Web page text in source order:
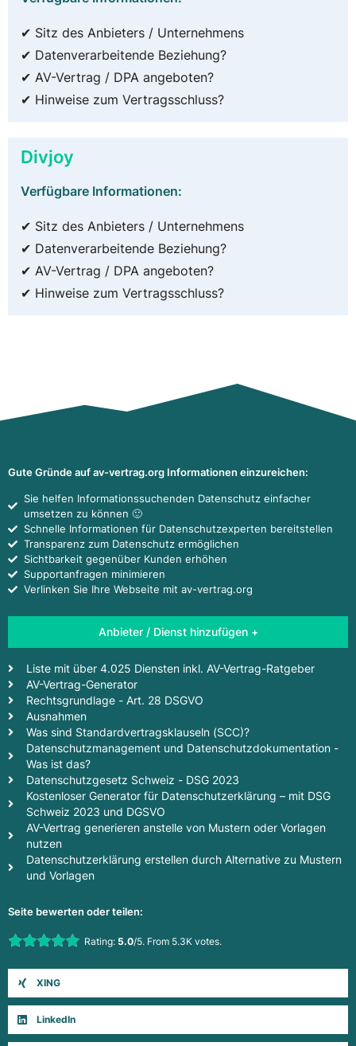
✔ Sitz des Anbieters / Unternehmens
✔ Datenverarbeitende Beziehung?
✔ AV-Vertrag / DPA angeboten?
✔ Hinweise zum Vertragsschluss?
Divjoy
Verfügbare Informationen:
✔ Sitz des Anbieters / Unternehmens
✔ Datenverarbeitende Beziehung?
✔ AV-Vertrag / DPA angeboten?
✔ Hinweise zum Vertragsschluss?
Gute Gründe auf av-vertrag.org Informationen einzureichen:
Sie helfen Informationssuchenden Datenschutz einfacher
umsetzen zu können 🙂
Schnelle Informationen für Datenschutzexperten bereitstellen
Transparenz zum Datenschutz ermöglichen
Sichtbarkeit gegenüber Kunden erhöhen
Supportanfragen minimieren
Verlinken Sie Ihre Webseite mit av-vertrag.org
Anbieter / Dienst hinzufügen +
Liste mit über 4.025 Diensten inkl. AV-Vertrag-Ratgeber
AV-Vertrag-Generator
Rechtsgrundlage - Art. 28 DSGVO
Ausnahmen
Was sind Standardvertragsklauseln (SCC)?
Datenschutzmanagement und Datenschutzdokumentation -
Was ist das?
Datenschutzgesetz Schweiz - DSG 2023
Kostenloser Generator für Datenschutzerklärung – mit DSG
Schweiz 2023 und DGSVO
AV-Vertrag generieren anstelle von Mustern oder Vorlagen
nutzen
Datenschutzerklärung erstellen durch Alternative zu Mustern
und Vorlagen
Seite bewerten oder teilen:
Rate this item:Rating: 5.0/5. From 5.3K votes.
XING
LinkedIn